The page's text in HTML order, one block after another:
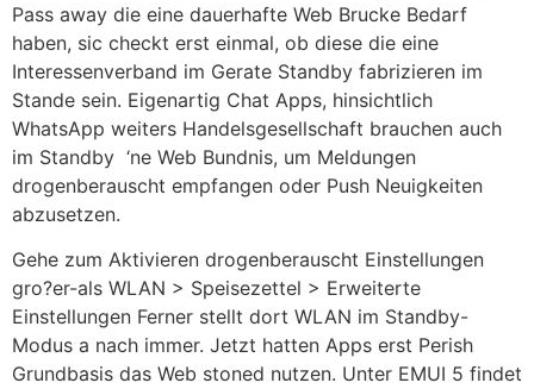
Pass away die eine dauerhafte Web Brucke Bedarf
haben, sic checkt erst einmal, ob diese die eine
Interessenverband im Gerate Standby fabrizieren im
Stande sein. Eigenartig Chat Apps, hinsichtlich
WhatsApp weiters Handelsgesellschaft brauchen auch
im Standby ‘ne Web Bundnis, um Meldungen
drogenberauscht empfangen oder Push Neuigkeiten
abzusetzen.
Gehe zum Aktivieren drogenberauscht Einstellungen
gro?er-als WLAN > Speisezettel > Erweiterte
Einstellungen Ferner stellt dort WLAN im Standby-
Modus a nach immer. Jetzt hatten Apps erst Perish
Grundbasis das Web stoned nutzen. Unter EMUI 5 findet